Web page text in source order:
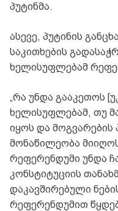
პუტინმა.
ასევე, პუტინის
საკითხების
ხელისუფლებამ
„რა უნდა გააკეთოს
ხელისუფლებამ, თუ
იყოს და
მონაწილეობა
რეფერენდუმი უნდა
კონსტიტუციის
დაკავშირებული
რეფერენდუმით